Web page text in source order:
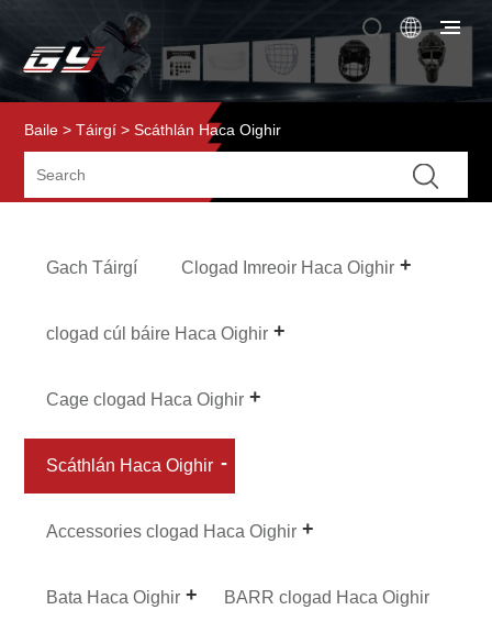
Baile > Táirgí > Scáthlán Haca Oighir
Gach Táirgí Clogad Imreoir Haca Oighir
clogad cúl báire Haca Oighir
Cage clogad Haca Oighir
Scáthlán Haca Oighir
Accessories clogad Haca Oighir
Bata Haca Oighir BARR clogad Haca Oighir